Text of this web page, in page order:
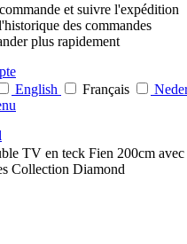
et suivre l'expédition
des commandes
plus rapidement
English Français
TV en teck Fien 200cm avec
Collection Diamond